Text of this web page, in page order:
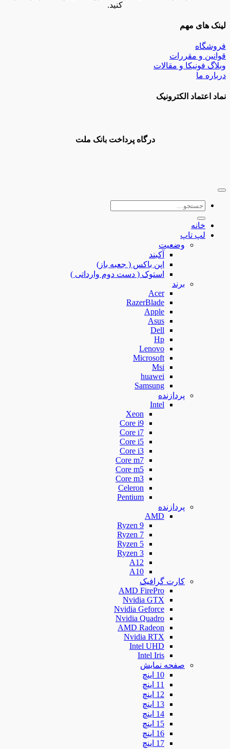
های مهم
و مقررات
فونیکا و مقالات
ما
الکترونیک
درگاه پرداخت بانک ملت
جستجو
خانه
لپ تاپ
وضعیت
آکبند
اپن باکس ( جعبه باز)
استوک ( دست دوم وارداتی )
برند
Acer
RazerBlade
Apple
Asus
Dell
Lenovo
Microsoft
Msi
huawei
Samsung
پردازنده
Intel
Xeon
Core i9
Core i7
Core i5
Core i3
Core m7
Core m5
Core m3
Celeron
Pentium
پردازنده
AMD
Ryzen 9
Ryzen 7
Ryzen 5
Ryzen 3
A12
A10
کارت گرافیک
AMD FirePro
Nvidia GTX
Nvidia Geforce
Nvidia Quadro
AMD Radeon
Nvidia RTX
Intel UHD
Intel Iris
صفحه نمایش